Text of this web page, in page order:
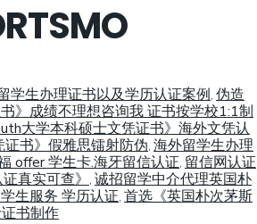
学生办理证书以及学历认证案例, 伪造
》成绩不理想咨询我 证书按学校1:1制
大学本科硕士文凭证书》海外文凭认
书》假雅思镭射防伪, 海外留学生办理
offer 学生卡.海牙留信认证, 留信网认证
真实可查》
, 诚招留学中介代理英国朴
生服务 学历认证, 首选《英国朴次茅斯
书制作